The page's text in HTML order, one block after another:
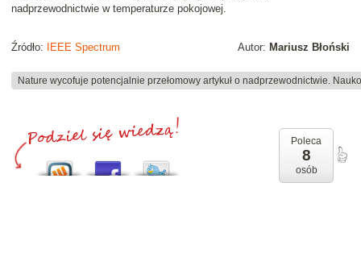
nadprzewodnictwie w temperaturze pokojowej.
Autor: Mariusz Błoński
Źródło: IEEE Spectrum
Nature wycofuje potencjalnie przełomowy artykuł o nadprzewodnictwie.
Poleca
8
osób